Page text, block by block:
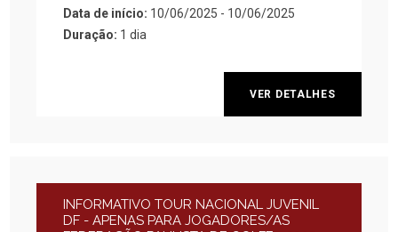
Data de início: 10/06/2025 - 10/06/2025
Duração: 1 dia
VER DETALHES
INFORMATIVO TOUR NACIONAL JUVENIL
DF - APENAS PARA JOGADORES/AS